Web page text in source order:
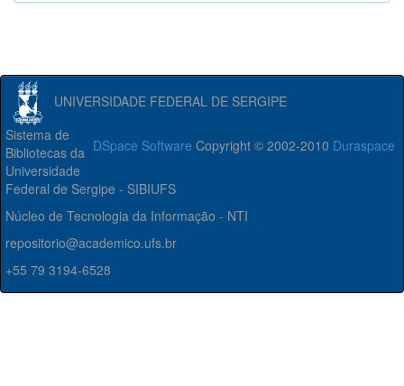
UNIVERSIDADE FEDERAL DE SERGIPE
DSpace Software Copyright © 2002-2010 Duraspace
Sistema de
Bibliotecas da
Universidade
Federal de Sergipe - SIBIUFS
Núcleo de Tecnologia da Informação - NTI
repositorio@academico.ufs.br
+55 79 3194-6528